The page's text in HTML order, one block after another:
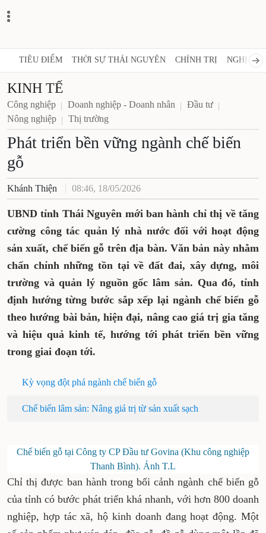
TIÊU ĐIỂM THỜI SỰ THÁI NGUYÊN CHÍNH TRỊ NGHỊ
KINH TẾ
Công nghiệp Doanh nghiệp - Doanh nhân
Đầu tư
Nông nghiệp
Thị trường
Phát triển bền vững ngành chế biến
gỗ
Khánh Thiện 08:46, 18/05/2026
UBND tỉnh Thái Nguyên mới ban hành chỉ thị về tăng
cường công tác quản lý nhà nước đối với hoạt động
sản xuất, chế biến gỗ trên địa bàn. Văn bản này nhằm
chấn chỉnh những tồn tại về đất đai, xây dựng, môi
trường và quản lý nguồn gốc lâm sản. Qua đó, tỉnh
định hướng từng bước sắp xếp lại ngành chế biến gỗ
theo hướng bài bản, hiện đại, nâng cao giá trị gia tăng
và hiệu quả kinh tế, hướng tới phát triển bền vững
trong giai đoạn tới.
Kỳ vọng đột phá ngành chế biến gỗ
Chế biến lâm sản: Nâng giá trị từ sản xuất sạch
Chế biến gỗ tại Công ty CP Đầu tư Govina (Khu công nghiệp
Thanh Bình). Ảnh T.L
Chỉ thị được ban hành trong bối cảnh ngành chế biến gỗ
của tỉnh có bước phát triển khá nhanh, với hơn 800 doanh
nghiệp, hợp tác xã, hộ kinh doanh đang hoạt động. Một